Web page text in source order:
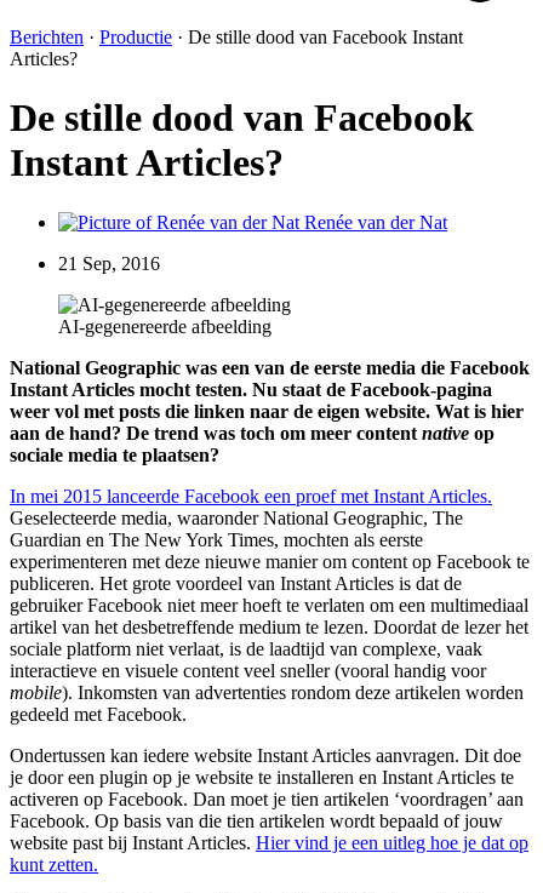
Berichten · Productie · De stille dood van Facebook Instant
Articles?
De stille dood van Facebook
Instant Articles?
Renée van der Nat
21 Sep, 2016
AI-gegenereerde afbeelding
National Geographic was een van de eerste media die Facebook
Instant Articles mocht testen. Nu staat de Facebook-pagina
weer vol met posts die linken naar de eigen website. Wat is hier
aan de hand? De trend was toch om meer content native op
sociale media te plaatsen?
In mei 2015 lanceerde Facebook een proef met Instant Articles.
Geselecteerde media, waaronder National Geographic, The
Guardian en The New York Times, mochten als eerste
experimenteren met deze nieuwe manier om content op Facebook te
publiceren. Het grote voordeel van Instant Articles is dat de
gebruiker Facebook niet meer hoeft te verlaten om een multimediaal
artikel van het desbetreffende medium te lezen. Doordat de lezer het
sociale platform niet verlaat, is de laadtijd van complexe, vaak
interactieve en visuele content veel sneller (vooral handig voor
mobile). Inkomsten van advertenties rondom deze artikelen worden
gedeeld met Facebook.
Ondertussen kan iedere website Instant Articles aanvragen. Dit doe
je door een plugin op je website te installeren en Instant Articles te
activeren op Facebook. Dan moet je tien artikelen ‘voordragen’ aan
Facebook. Op basis van die tien artikelen wordt bepaald of jouw
website past bij Instant Articles. Hier vind je een uitleg hoe je dat op
kunt zetten.